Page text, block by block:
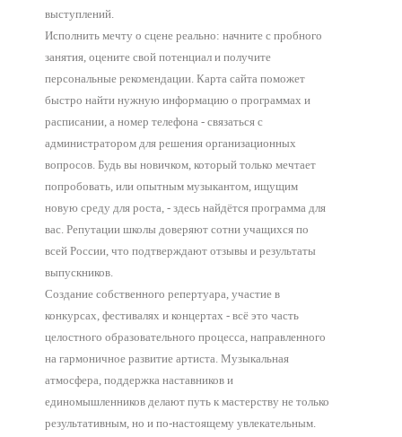
выступлений.
Исполнить мечту о сцене реально: начните с пробного
занятия, оцените свой потенциал и получите
персональные рекомендации. Карта сайта поможет
быстро найти нужную информацию о программах и
расписании, а номер телефона - связаться с
администратором для решения организационных
вопросов. Будь вы новичком, который только мечтает
попробовать, или опытным музыкантом, ищущим
новую среду для роста, - здесь найдётся программа для
вас. Репутации школы доверяют сотни учащихся по
всей России, что подтверждают отзывы и результаты
выпускников.
Создание собственного репертуара, участие в
конкурсах, фестивалях и концертах - всё это часть
целостного образовательного процесса, направленного
на гармоничное развитие артиста. Музыкальная
атмосфера, поддержка наставников и
единомышленников делают путь к мастерству не только
результативным, но и по-настоящему увлекательным.